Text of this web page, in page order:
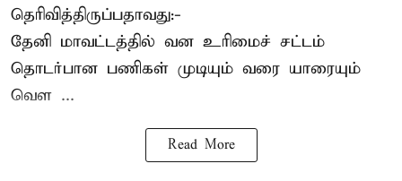
தெரிவித்திருப்பதாவது:-
தேனி மாவட்டத்தில் வன உரிமைச் சட்டம்
தொடர்பான பணிகள் முடியும் வரை யாரையும்
வெள ...
Read More